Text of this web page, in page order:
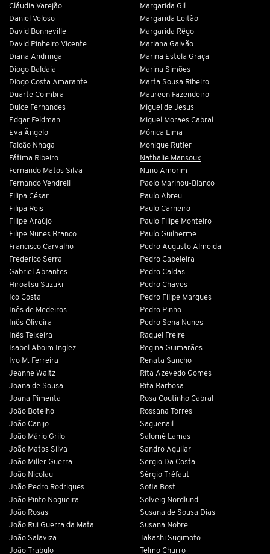
Cláudia Varejão
Daniel Veloso
David Bonneville
David Pinheiro Vicente
Diana Andringa
Diogo Baldaia
Diogo Costa Amarante
Duarte Coimbra
Dulce Fernandes
Edgar Feldman
Eva Ângelo
Falcão Nhaga
Fátima Ribeiro
Fernando Matos Silva
Fernando Vendrell
Filipa César
Filipa Reis
Filipe Araújo
Filipe Nunes Branco
Francisco Carvalho
Frederico Serra
Gabriel Abrantes
Hiroatsu Suzuki
Ico Costa
Inês de Medeiros
Inês Oliveira
Inês Teixeira
Isabel Aboim Inglez
Ivo M. Ferreira
Jeanne Waltz
Joana de Sousa
Joana Pimenta
João Botelho
João Canijo
João Mário Grilo
João Matos Silva
João Miller Guerra
João Nicolau
João Pedro Rodrigues
João Pinto Nogueira
João Rosas
João Rui Guerra da Mata
João Salaviza
João Trabulo
Margarida Gil
Margarida Leitão
Margarida Rêgo
Mariana Gaivão
Marina Estela Graça
Marina Simões
Marta Sousa Ribeiro
Maureen Fazendeiro
Miguel de Jesus
Miguel Moraes Cabral
Mónica Lima
Monique Rutler
Nathalie Mansoux
Nuno Amorim
Paolo Marinou-Blanco
Paulo Abreu
Paulo Carneiro
Paulo Filipe Monteiro
Paulo Guilherme
Pedro Augusto Almeida
Pedro Cabeleira
Pedro Caldas
Pedro Chaves
Pedro Filipe Marques
Pedro Pinho
Pedro Sena Nunes
Raquel Freire
Regina Guimarães
Renata Sancho
Rita Azevedo Gomes
Rita Barbosa
Rosa Coutinho Cabral
Rossana Torres
Saguenail
Salomé Lamas
Sandro Aguilar
Sergio Da Costa
Sérgio Tréfaut
Sofia Bost
Solveig Nordlund
Susana de Sousa Dias
Susana Nobre
Takashi Sugimoto
Telmo Churro